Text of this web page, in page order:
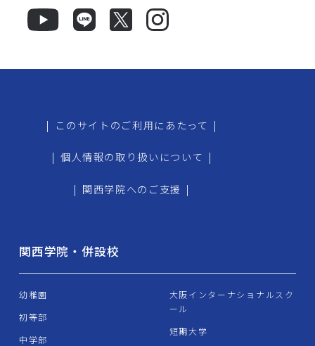
| このサイトのご利用にあたって |
| 個人情報の取り扱いについて |
| 関西学院へのご支援 |
関西学院・併設校
幼稚園
初等部
中学部
大阪インターナショナルスク
ール
短期大学